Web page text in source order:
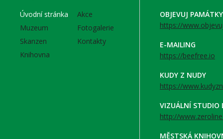
Úvodní stránka
Muzeum
Skanzen
Knihovna
Akce
Fotogalerie
Kontakty
OBJEVUJ PAMÁTKY
https://
E-MAILING
https://beefree.io
KUDY Z NUDY
https://
VIZUÁLNÍ STUDIO
http://
MĚSTSKÁ